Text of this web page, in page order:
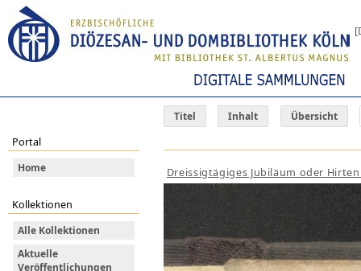
Titel Inhalt Übersicht
Portal
Home
Kollektionen
Alle Kollektionen
Aktuelle
Veröffentlichungen
Dreissigtägiges Jubiläum oder